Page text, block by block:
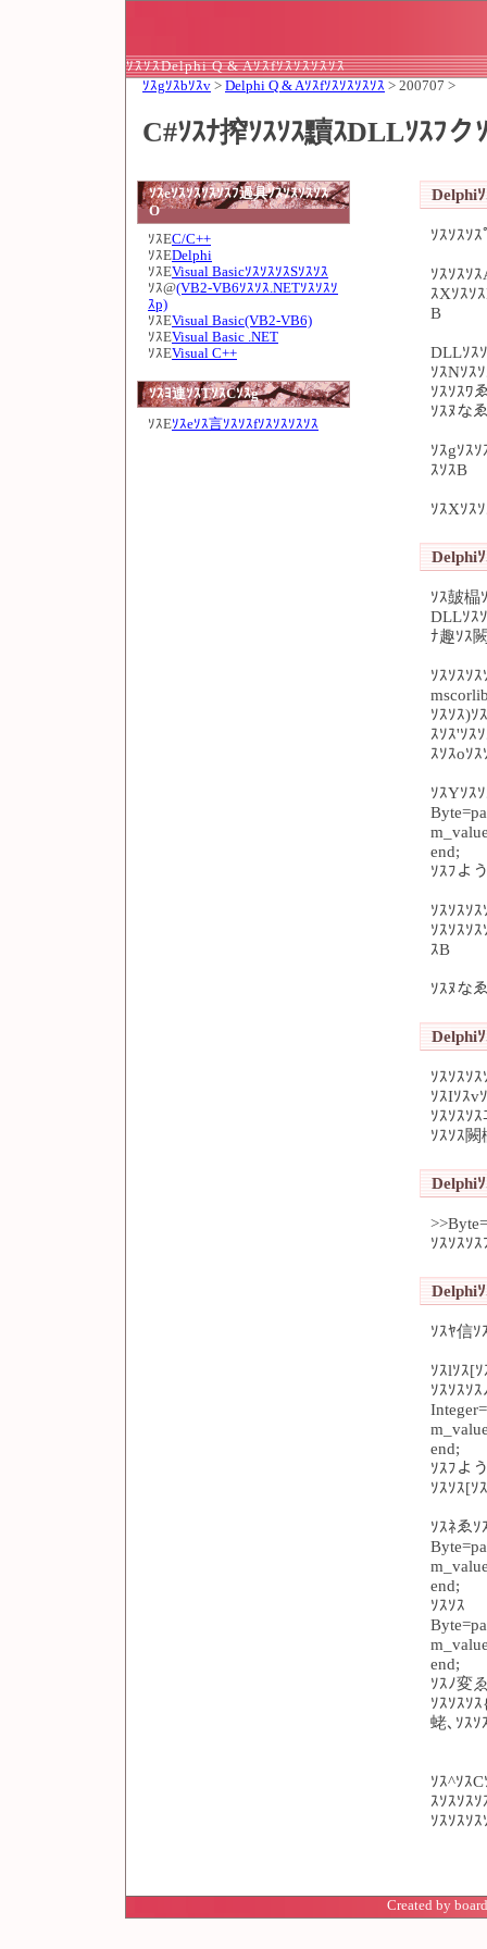
ｿｽｿｽDelphi Q & Aｿｽfｿｽｿｽｿｽｿｽ
ｿｽgｿｽbｿｽv > Delphi Q & Aｿｽfｿｽｿｽｿｽｿｽ > 200707 >
C#ｿｽﾅ搾ｿｽｿｽ黷ｽDLLｿｽﾌク
ｿｽeｿｽｿｽｿｽｿｽﾌ過具ｿｽｿｽｿｽｿｽ
O
ｿｽEC/C++
ｿｽEDelphi
ｿｽEVisual BasicｿｽｿｽｿｽSｿｽｿｽ
ｿｽ@(VB2-VB6ｿｽｿｽ.NETｿｽｿｽｿ
ｽp)
ｿｽEVisual Basic(VB2-VB6)
ｿｽEVisual Basic .NET
ｿｽEVisual C++
ｿｽﾖ連ｿｽTｿｽCｿｽg
ｿｽEｿｽeｿｽ言ｿｽｿｽfｿｽｿｽｿｽｿｽ
Delphi
ｿｽｿｽｿ
ｿｽｿｽｿ
ｽXｿｽｿ
B
DLLｿｽ
ｿｽNｿｽ
ｿｽｿｽﾜ
ｿｽﾇな
ｿｽgｿｽ
ｽｿｽB
ｿｽXｿｽ
Delphi
ｿｽ皷橸
DLLｿｽ
ﾅ趣ｿｽ
ｿｽｿｽｿ
ｿｽｿｽ)ｿ
ｽｿｽ'ｿｽ
ｽｿｽoｿ
ｿｽYｿｽ
end;
ｿｽﾌよ
ｿｽｿｽｿ
ｿｽｿｽｿ
ｽB
ｿｽﾇな
Delphi
ｿｽｿｽｿ
ｿｽIｿｽv
ｿｽｿｽｿ
ｿｽｿｽ闕
Delphi
ｿｽｿｽｿ
Delphi
ｿｽﾔ信ｿ
ｿｽlｿｽ[
ｿｽｿｽｿ
end;
ｿｽﾌよ
ｿｽｿｽ[ｿ
ｿｽﾈゑｿ
end;
ｿｽｿｽ
end;
ｿｽﾉ変
ｿｽｿｽｿ
蛯､ｿｽｿ
ｿｽ^ｿｽ
ｽｿｽｿｽｿ
ｿｽｿｽｿ
Created by